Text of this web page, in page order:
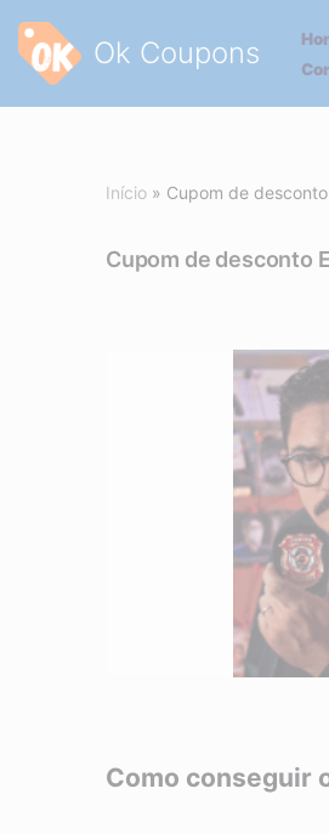
Pular
para
Ok Coupons
Início » Cupom de
Cupom de desconto
Como conseguir